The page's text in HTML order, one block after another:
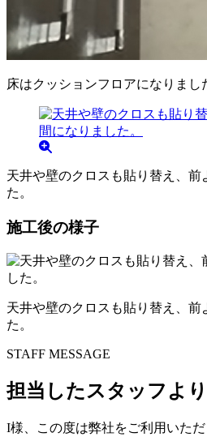
床はクッションフロアになりまし
天井や壁のクロスも貼り替え、前
た。
施工後の様子
天井や壁のクロスも貼り替え、前
た。
STAFF MESSAGE
担当したスタッフより
I様、この度は弊社をご利用いた